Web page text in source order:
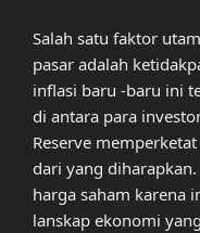
Salah satu faktor
pasar adalah
inflasi baru -baru ini
di antara para
Reserve
dari yang
harga saham karena
lanskap ekonomi